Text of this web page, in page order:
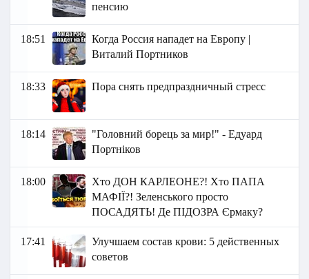
пенсию
18:51
Когда Россия нападет на Европу |
Виталий Портников
18:33 Пора снять предпраздничный стресс
18:14
"Головний борець за мир!" - Едуард
Портніков
18:00
Хто ДОН КАРЛЕОНЕ?! Хто ПАПА
МАФІЇ?! Зеленського просто
ПОСАДЯТЬ! Де ПІДОЗРА Єрмаку?
17:41
Улучшаем состав крови: 5 действенных
советов